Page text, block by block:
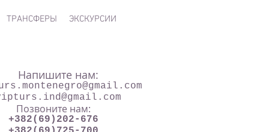
ТРАНСФЕРЫ ЭКСКУРСИИ
Напишите нам:
Позвоните нам:
+382(69)202-676